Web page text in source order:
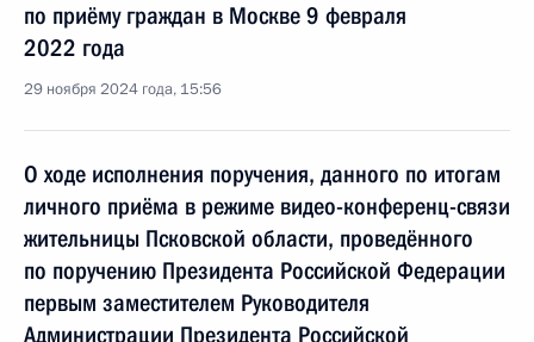
по приёму граждан в Москве 9 февраля
2022 года
29 ноября 2024 года, 15:56
О ходе исполнения поручения, данного по итогам
личного приёма в режиме видео-конференц-связи
жительницы Псковской области, проведённого
по поручению Президента Российской Федерации
первым заместителем Руководителя
Администрации Президента Российской